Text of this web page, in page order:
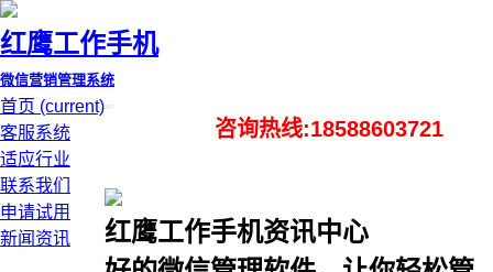
红鹰工作手机
微信营销管理系统
首页 (current)
客服系统
适应行业
联系我们
申请试用
新闻资讯
咨询热线:18588603721
红鹰工作手机资讯中心